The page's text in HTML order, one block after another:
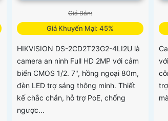
Giá Bán:
Giá Khuyến Mại: 45%
HIKVISION DS-2CD2T23G2-4LI2U là
camera an ninh Full HD 2MP với cảm
biến CMOS 1/2. 7", hồng ngoại 80m,
đèn LED trợ sáng thông minh. Thiết
kế chắc chắn, hỗ trợ PoE, chống
ngược...